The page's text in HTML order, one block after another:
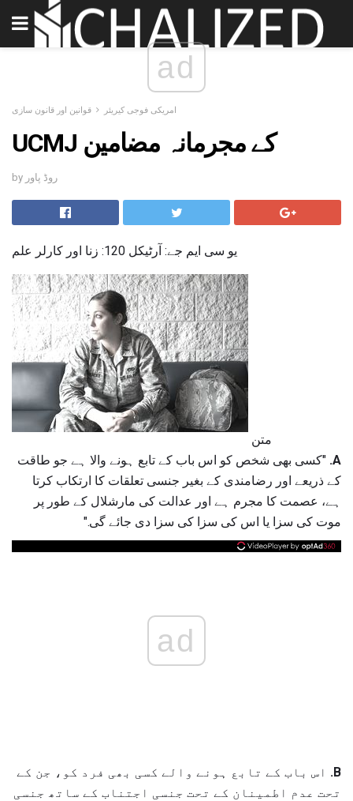
ad
امریکی فوجی کیریئر قوانین اور قانون سازی
UCMJ کے مجرمانہ مضامین
by روڈ پاور
یو سی ایم جے: آرٹیکل 120: زنا اور کارلر علم
متن
A. "کسی بھی شخص کو اس باب کے تابع ہونے والا ہے جو طاقت
کے ذریعے اور رضامندی کے بغیر جنسی تعلقات کا ارتکاب کرتا
ہے، عصمت کا مجرم ہے اور عدالت کی مارشلال کے طور پر
موت کی سزا یا اس کی سزا کی سزا دی جائے گی."
ad
B.
اس باب کے تابع ہونے والے کسی بھی فرد کو، جن کے
تحت عدم اطمینان کے تحت جنسی اجتناب کے ساتھ جنسی